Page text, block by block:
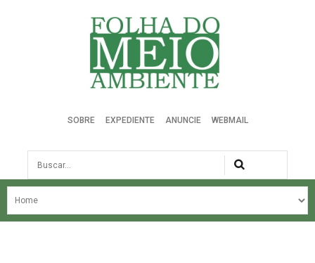
Folha do Meio Ambiente
SOBRE EXPEDIENTE ANUNCIE WEBMAIL
Busca
NOSSA HISTÓRIA